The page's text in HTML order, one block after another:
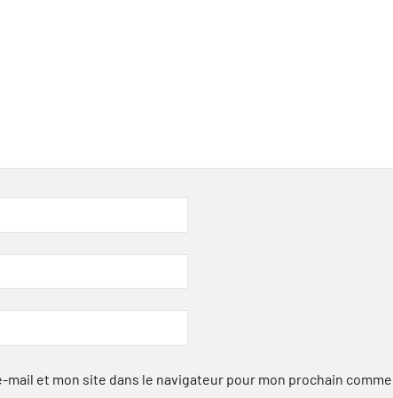
et mon site dans le navigateur pour mon prochain